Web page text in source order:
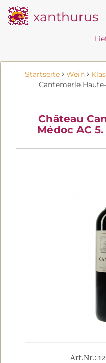
xanthurus
Startseite Wein
Cantemerle
Château
Médoc AC
Art.Nr.: